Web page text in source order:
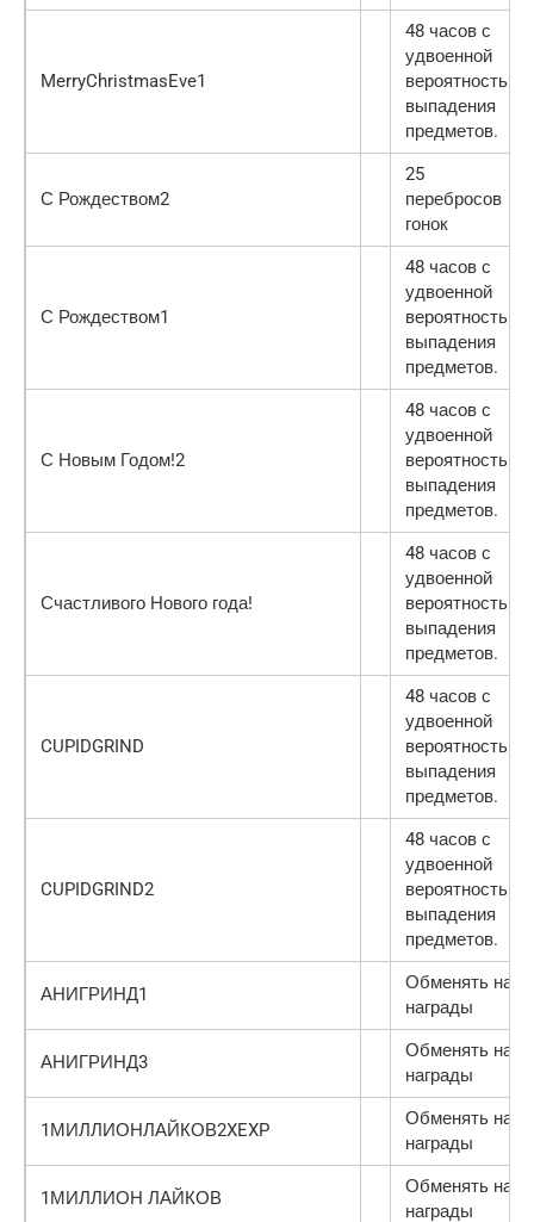
MerryChristmasEve1
48 часов с
удвоенной
вероятностью
выпадения
предметов.
С Рождеством2
25
перебросов
гонок
С Рождеством1
48 часов с
удвоенной
вероятностью
выпадения
предметов.
С Новым Годом!2
48 часов с
удвоенной
вероятностью
выпадения
предметов.
Счастливого Нового года!
48 часов с
удвоенной
вероятностью
выпадения
предметов.
CUPIDGRIND
48 часов с
удвоенной
вероятностью
выпадения
предметов.
CUPIDGRIND2
48 часов с
удвоенной
вероятностью
выпадения
предметов.
АНИГРИНД1
Обменять на
награды
АНИГРИНД3
Обменять на
награды
1МИЛЛИОНЛАЙКОВ2XEXP
Обменять на
награды
1МИЛЛИОН ЛАЙКОВ
Обменять на
награды